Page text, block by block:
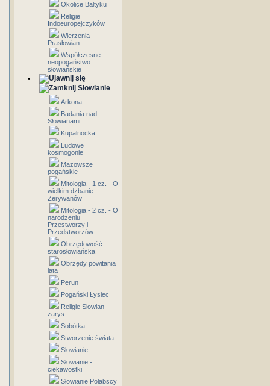
Okolice Bałtyku
Religie
Indoeuropejczyków
Wierzenia
Prasłowian
Współczesne
neopogaństwo
słowiańskie
Słowianie
Arkona
Badania nad
Słowianami
Kupalnocka
Ludowe
kosmogonie
Mazowsze
pogańskie
Mitologia - 1 cz. - O
wielkim dzbanie
Zerywanów
Mitologia - 2 cz. - O
narodzeniu
Przestworzy i
Przedstworzów
Obrzędowość
starosłowiańska
Obrzędy powitania
lata
Perun
Pogański Łysiec
Religie Słowian -
zarys
Sobótka
Stworzenie świata
Słowianie
Słowianie -
ciekawostki
Słowianie Połabscy